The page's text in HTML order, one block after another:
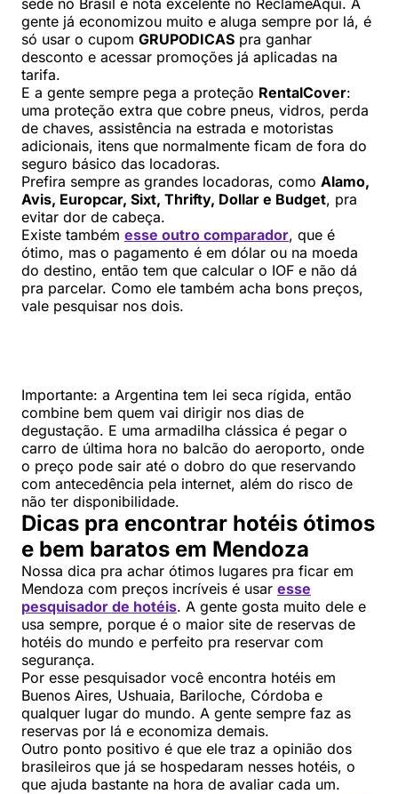
gente já economizou muito e aluga sempre por lá, é
só usar o cupom GRUPODICAS pra ganhar
desconto e acessar promoções já aplicadas na
tarifa.
E a gente sempre pega a proteção RentalCover:
uma proteção extra que cobre pneus, vidros, perda
de chaves, assistência na estrada e motoristas
adicionais, itens que normalmente ficam de fora do
seguro básico das locadoras.
Prefira sempre as grandes locadoras, como Alamo,
Avis, Europcar, Sixt, Thrifty, Dollar e Budget, pra
evitar dor de cabeça.
Existe também esse outro comparador, que é
ótimo, mas o pagamento é em dólar ou na moeda
do destino, então tem que calcular o IOF e não dá
pra parcelar. Como ele também acha bons preços,
vale pesquisar nos dois.
Importante: a Argentina tem lei seca rígida, então
combine bem quem vai dirigir nos dias de
degustação. E uma armadilha clássica é pegar o
carro de última hora no balcão do aeroporto, onde
o preço pode sair até o dobro do que reservando
com antecedência pela internet, além do risco de
não ter disponibilidade.
Dicas pra encontrar hotéis ótimos
e bem baratos em Mendoza
Nossa dica pra achar ótimos lugares pra ficar em
Mendoza com preços incríveis é usar esse
pesquisador de hotéis. A gente gosta muito dele e
usa sempre, porque é o maior site de reservas de
hotéis do mundo e perfeito pra reservar com
segurança.
Por esse pesquisador você encontra hotéis em
Buenos Aires, Ushuaia, Bariloche, Córdoba e
qualquer lugar do mundo. A gente sempre faz as
reservas por lá e economiza demais.
Outro ponto positivo é que ele traz a opinião dos
brasileiros que já se hospedaram nesses hotéis, o
que ajuda bastante na hora de avaliar cada um.